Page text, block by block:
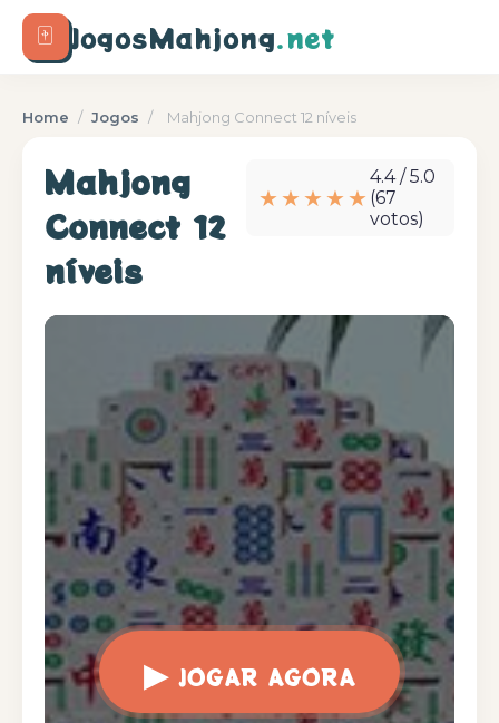
🀄 JogosMahjong.net
Home / Jogos / Mahjong Connect 12 níveis
Mahjong
Connect 12
níveis
★★★★★
4.4 / 5.0
(67
votos)
▶ JOGAR AGORA